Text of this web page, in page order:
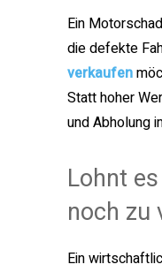
Ein
die defekte
verkaufen
Statt hoher
und Abholung
Lohnt
noch zu
Ein